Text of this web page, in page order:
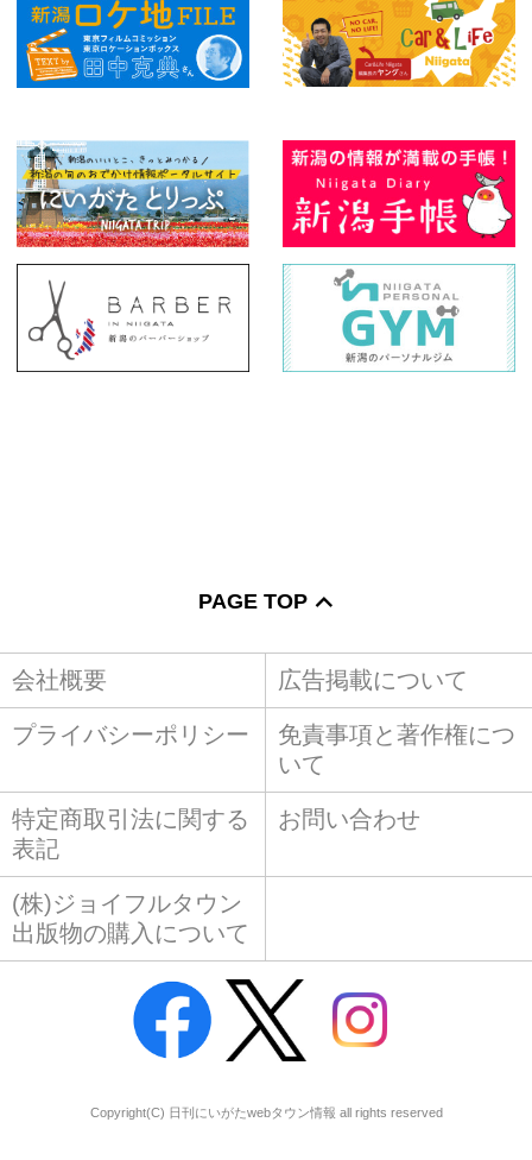
PAGE TOP
会社概要 広告掲載について
プライバシーポリシー
免責事項と著作権につ
いて
特定商取引法に関する
表記
お問い合わせ
(株)ジョイフルタウン
出版物の購入について
Copyright(C) 日刊にいがたwebタウン情報 all rights reserved